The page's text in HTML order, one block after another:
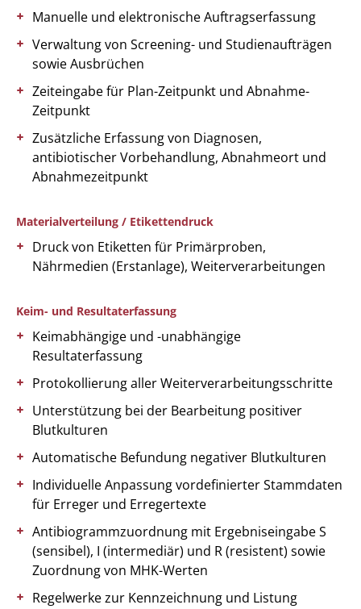
Manuelle und elektronische Auftragserfassung
Verwaltung von Screening- und Studienaufträgen
sowie Ausbrüchen
Zeiteingabe für Plan-Zeitpunkt und Abnahme-
Zeitpunkt
Zusätzliche Erfassung von Diagnosen,
antibiotischer Vorbehandlung, Abnahmeort und
Abnahmezeitpunkt
Materialverteilung / Etikettendruck
Druck von Etiketten für Primärproben,
Nährmedien (Erstanlage), Weiterverarbeitungen
Keim- und Resultaterfassung
Keimabhängige und -unabhängige
Resultaterfassung
Protokollierung aller Weiterverarbeitungsschritte
Unterstützung bei der Bearbeitung positiver
Blutkulturen
Automatische Befundung negativer Blutkulturen
Individuelle Anpassung vordefinierter Stammdaten
für Erreger und Erregertexte
Antibiogrammzuordnung mit Ergebniseingabe S
(sensibel), I (intermediär) und R (resistent) sowie
Zuordnung von MHK-Werten
Regelwerke zur Kennzeichnung und Listung